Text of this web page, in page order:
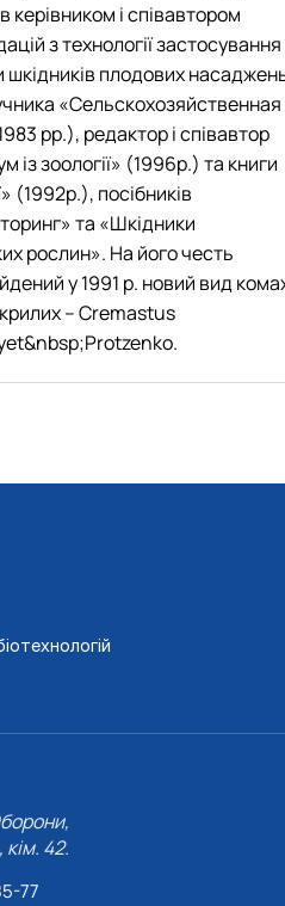
і співавтором
з технології застосування
шкідників плодових
«Сельскохозяйственная
рр.), редактор і співавтор
із зоології» (1996р.) та книги
(1992р.), посібників
та «Шкідники
рослин». На його честь
у 1991 р. новий вид
– Cremastus
42.
77